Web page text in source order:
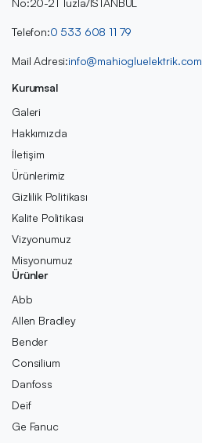
No:20-21 Tuzla/İSTANBUL
Telefon:0 533 608 11 79
Mail Adresi:info@mahiogluelektrik.com
Kurumsal
Galeri
Hakkımızda
İletişim
Ürünlerimiz
Gizlilik Politikası
Kalite Politikası
Vizyonumuz
Misyonumuz
Ürünler
Abb
Allen Bradley
Bender
Consilium
Danfoss
Deif
Ge Fanuc